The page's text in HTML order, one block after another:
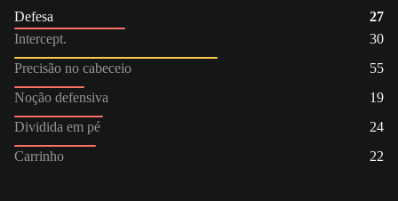
Defesa
27
Intercept.
30
Precisão no cabeceio
55
Noção defensiva
19
Dividida em pé
24
Carrinho
22